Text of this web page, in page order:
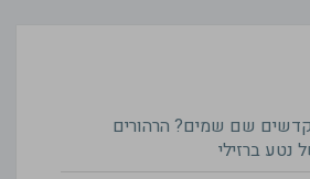
שם שמים? הרהורים
נטע ברזילי